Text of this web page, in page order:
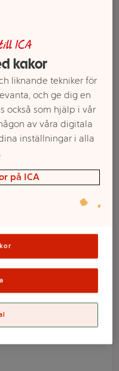
12-p
butikerna
ICA
kakor
liknande tekniker för
och ge dig en
också som hjälp i vår
av våra digitala
inställningar i alla
på ICA